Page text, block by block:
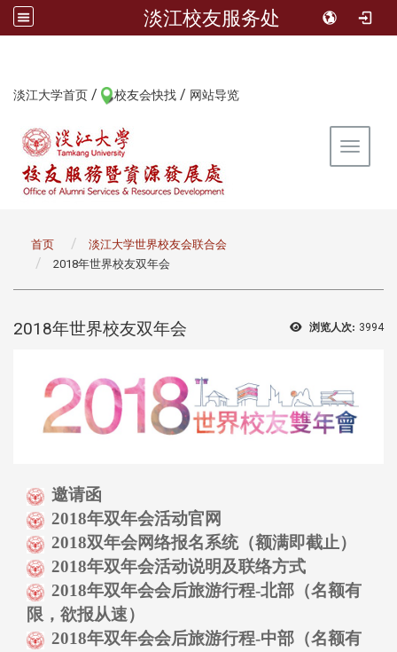
淡江校友服务处
淡江大学首页 / 校友会快找 / 网站导览
Toggle
首页
淡江大学世界校友会联合会
2018年世界校友双年会
浏览人次: 3994
2018年世界校友双年会
邀请函
2018年双年会活动官网
2018双年会网络报名系统（额满即截止）
2018年双年会活动说明及联络方式
2018年双年会会后旅游行程-北部（名额有
限，欲报从速）
2018年双年会会后旅游行程-中部（名额有